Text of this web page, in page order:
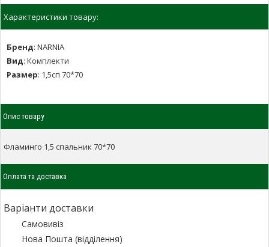
Характеристики товару:
Бренд: NARNIA
Вид: Комплекти
Размер: 1,5сп 70*70
Опис товару
Фламинго 1,5 спальник 70*70
Оплата та доставка
Варіанти доставки
Самовивіз
Нова Пошта (відділення)